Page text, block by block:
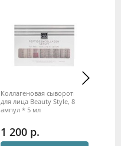
Коллагеновая сыворотка
для лица Beauty Style, 8
ампул * 5 мл
1 200